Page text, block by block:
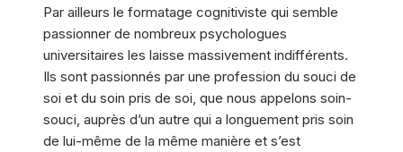
Par ailleurs le formatage cognitiviste qui semble
passionner de nombreux psychologues
universitaires les laisse massivement indifférents.
Ils sont passionnés par une profession du souci de
soi et du soin pris de soi, que nous appelons soin-
souci, auprès d’un autre qui a longuement pris soin
de lui-même de la même manière et s’est